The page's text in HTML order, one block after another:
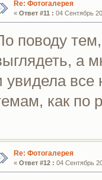
Re: Фотогалерея
« Ответ #11 : 04 Сентябрь
поводу
а
увидела все
как по
Re: Фотогалерея
« Ответ #12 : 04 Сентябрь